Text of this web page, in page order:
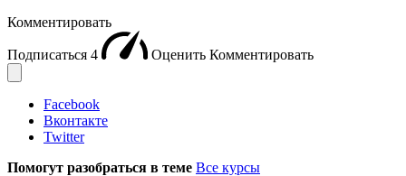
Комментировать
Подписаться 4 Оценить Комментировать
Facebook
Вконтакте
Twitter
Помогут разобраться в теме Все курсы